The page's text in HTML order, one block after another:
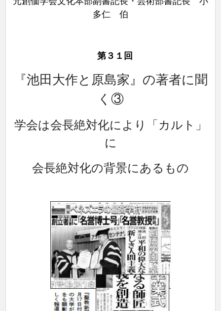
多仁 伯
第３１回
『池田大作と原島家』の著者に聞
く③
学会は会長絶対化により「カルト」
に
会長絶対化の背景にあるもの